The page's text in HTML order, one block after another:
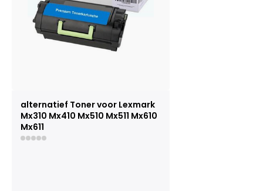
alternatief Toner voor Lexmark
Mx310 Mx410 Mx510 Mx511 Mx610
Mx611